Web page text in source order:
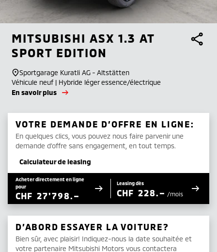
MITSUBISHI ASX 1.3 AT
SPORT EDITION
Sportgarage Kuratli AG - Altstätten
Véhicule neuf | Hybride léger essence/électrique
En savoir plus
VOTRE DEMANDE D’OFFRE EN LIGNE:
En quelques clics, vous pouvez nous faire parvenir une
demande d’offre sans engagement, en tout temps.
Calculateur de leasing
Acheter directement en ligne
pour
CHF 27'798.–
Leasing dès
CHF 228.– /mois
D’ABORD ESSAYER LA VOITURE?
Bien sûr, avec plaisir! Indiquez-nous la date souhaitée et
votre partenaire Mitsubishi Motors vous contactera